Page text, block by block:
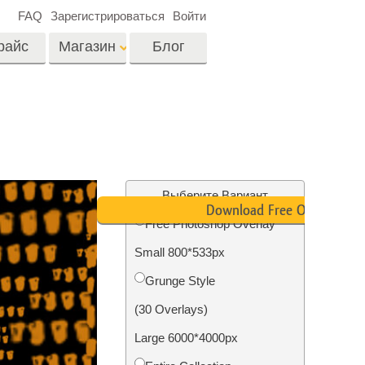
Недвижимости
Реставрация
фотографий
Магазин
Видео Оверлейсы
Блог
FAQ Зарегистрироваться Войти
Выберите Вариант
Free Photoshop Overlay
Small 800*533px
Grunge Style
(30 Overlays)
Large 6000*4000px
Download Free Overlay